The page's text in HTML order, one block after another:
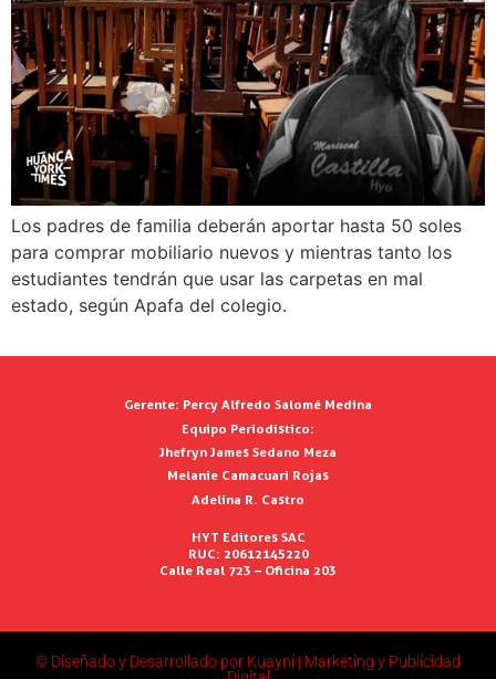
Los padres de familia deberán aportar hasta 50 soles
para comprar mobiliario nuevos y mientras tanto los
estudiantes tendrán que usar las carpetas en mal
estado, según Apafa del colegio.
Gerente: Percy Alfredo Salomé Medina
Equipo Periodístico:
Jhefryn James Sedano Meza
Melanie Camacuari Rojas
Adelina R. Castro
HYT Editores SAC
RUC: 20612145220
Calle Real 723 – Oficina 203
© Diseñado y Desarrollado por Kuayni | Marketing y Publicidad